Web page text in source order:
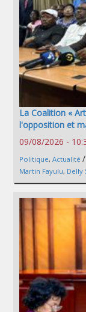
La Coalition «
l'opposition et
09/08/2026 -
Politique, Actualité /
Martin Fayulu, Delly